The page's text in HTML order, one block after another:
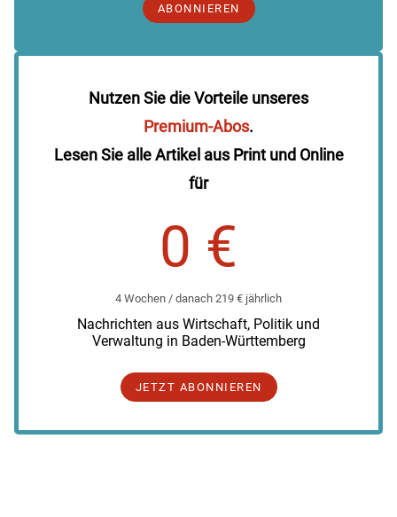
ABONNIEREN
Nutzen Sie die Vorteile unseres
Premium-Abos.
Lesen Sie alle Artikel aus Print und Online
für
0 €
4 Wochen / danach 219 € jährlich
Nachrichten aus Wirtschaft, Politik und
Verwaltung in Baden-Württemberg
JETZT ABONNIEREN